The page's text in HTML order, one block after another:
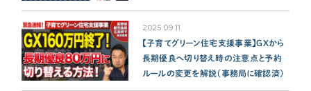
2025.09.11
【子育てグリーン住宅支援事業】GXから
長期優良へ切り替え時の注意点と予約
ルールの変更を解説（事務局に確認済）